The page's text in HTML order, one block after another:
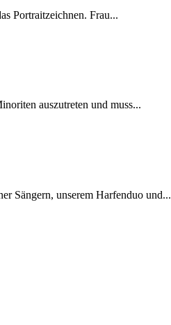
Portraitzeichnen. Frau...
auszutreten und muss...
Sängern, unserem Harfenduo und...